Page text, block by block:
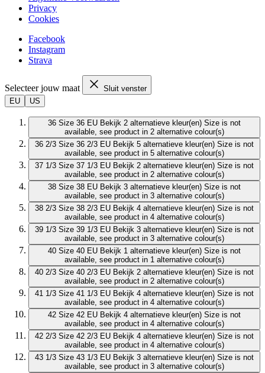
Privacy
Cookies
Facebook
Instagram
Strava
Selecteer jouw maat
Sluit venster
EU
US
36 Size 36 EU Bekijk 2 alternatieve kleur(en) Size is not
available, see product in 2 alternative colour(s)
36 2/3 Size 36 2/3 EU Bekijk 5 alternatieve kleur(en) Size is not
available, see product in 5 alternative colour(s)
37 1/3 Size 37 1/3 EU Bekijk 2 alternatieve kleur(en) Size is not
available, see product in 2 alternative colour(s)
38 Size 38 EU Bekijk 3 alternatieve kleur(en) Size is not
available, see product in 3 alternative colour(s)
38 2/3 Size 38 2/3 EU Bekijk 4 alternatieve kleur(en) Size is not
available, see product in 4 alternative colour(s)
39 1/3 Size 39 1/3 EU Bekijk 3 alternatieve kleur(en) Size is not
available, see product in 3 alternative colour(s)
40 Size 40 EU Bekijk 1 alternatieve kleur(en) Size is not
available, see product in 1 alternative colour(s)
40 2/3 Size 40 2/3 EU Bekijk 2 alternatieve kleur(en) Size is not
available, see product in 2 alternative colour(s)
41 1/3 Size 41 1/3 EU Bekijk 4 alternatieve kleur(en) Size is not
available, see product in 4 alternative colour(s)
42 Size 42 EU Bekijk 4 alternatieve kleur(en) Size is not
available, see product in 4 alternative colour(s)
42 2/3 Size 42 2/3 EU Bekijk 4 alternatieve kleur(en) Size is not
available, see product in 4 alternative colour(s)
43 1/3 Size 43 1/3 EU Bekijk 3 alternatieve kleur(en) Size is not
available, see product in 3 alternative colour(s)